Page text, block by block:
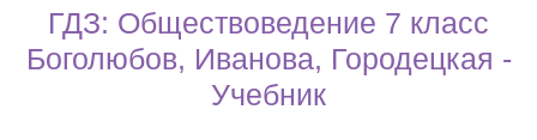
ГДЗ: Обществоведение 7 класс
Боголюбов, Иванова, Городецкая -
Учебник